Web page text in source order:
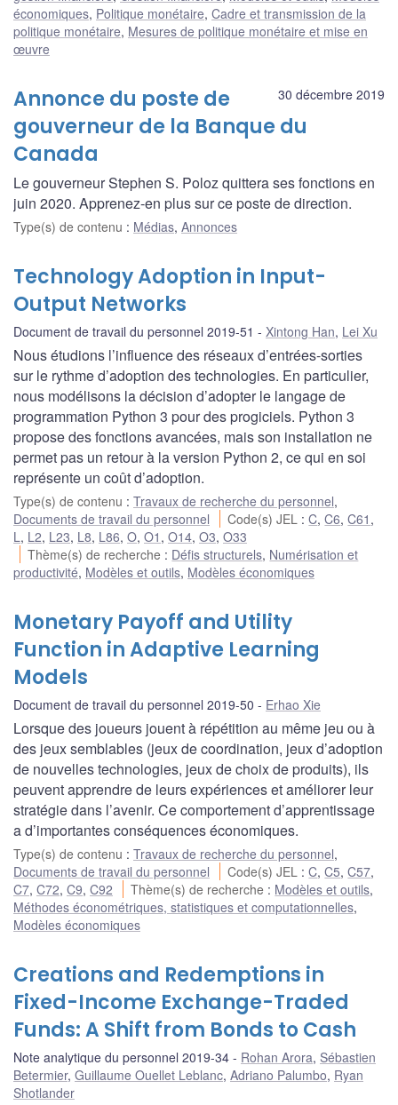
économiques, Politique monétaire, Cadre et transmission de la
politique monétaire, Mesures de politique monétaire et mise en
œuvre
30 décembre 2019
Annonce du poste de
gouverneur de la Banque du
Canada
Le gouverneur Stephen S. Poloz quittera ses fonctions en
juin 2020. Apprenez-en plus sur ce poste de direction.
Type(s) de contenu : Médias, Annonces
Technology Adoption in Input-
Output Networks
Document de travail du personnel 2019-51 Xintong Han, Lei Xu
Nous étudions l’influence des réseaux d’entrées-sorties
sur le rythme d’adoption des technologies. En particulier,
nous modélisons la décision d’adopter le langage de
programmation Python 3 pour des progiciels. Python 3
propose des fonctions avancées, mais son installation ne
permet pas un retour à la version Python 2, ce qui en soi
représente un coût d’adoption.
Type(s) de contenu : Travaux de recherche du personnel,
Documents de travail du personnel
Code(s) JEL :C,C6,C61 ,
L , L2, L23, L8, L86, O, O1 , O14, O3, O33
Thème(s) de recherche : Défis structurels, Numérisation et
productivité, Modèles et outils, Modèles économiques
Monetary Payoff and Utility
Function in Adaptive Learning
Models
Document de travail du personnel 2019-50 Erhao Xie
Lorsque des joueurs jouent à répétition au même jeu ou à
des jeux semblables (jeux de coordination, jeux d’adoption
de nouvelles technologies, jeux de choix de produits), ils
peuvent apprendre de leurs expériences et améliorer leur
stratégie dans l’avenir. Ce comportement d’apprentissage
a d’importantes conséquences économiques.
Type(s) de contenu : Travaux de recherche du personnel,
Documents de travail du personnel
Code(s) JEL :C,C5,C57,
C7, C72, C9, C92 Thème(s) de recherche : Modèles et outils,
Méthodes économétriques, statistiques et computationnelles,
Modèles économiques
Creations and Redemptions in
Fixed-Income Exchange-Traded
Funds: A Shift from Bonds to Cash
Note analytique du personnel 2019-34 Rohan Arora, Sébastien
Betermier, Guillaume Ouellet Leblanc, Adriano Palumbo, Ryan
Shotlander